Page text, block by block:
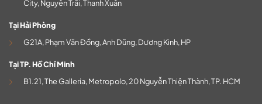
City, Nguyễn Trãi, Thanh Xuân
Tại Hải Phòng
G21A, Phạm Văn Đồng, Anh Dũng, Dương Kinh, HP
Tại TP. Hồ Chí Minh
B1.21, The Galleria, Metropolo, 20 Nguyễn Thiện Thành, TP. HCM